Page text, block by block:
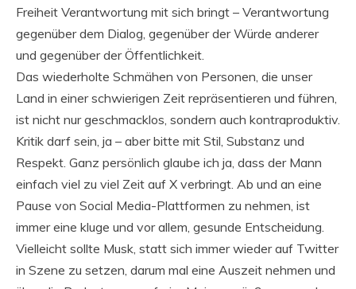
Freiheit Verantwortung mit sich bringt – Verantwortung
gegenüber dem Dialog, gegenüber der Würde anderer
und gegenüber der Öffentlichkeit.
Das wiederholte Schmähen von Personen, die unser
Land in einer schwierigen Zeit repräsentieren und führen,
ist nicht nur geschmacklos, sondern auch kontraproduktiv.
Kritik darf sein, ja – aber bitte mit Stil, Substanz und
Respekt. Ganz persönlich glaube ich ja, dass der Mann
einfach viel zu viel Zeit auf X verbringt. Ab und an eine
Pause von Social Media-Plattformen zu nehmen, ist
immer eine kluge und vor allem, gesunde Entscheidung.
Vielleicht sollte Musk, statt sich immer wieder auf Twitter
in Szene zu setzen, darum mal eine Auszeit nehmen und